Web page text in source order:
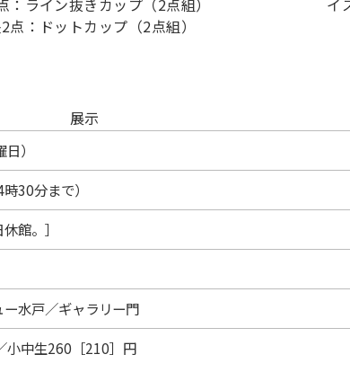
：ライン抜きカップ（2点組）
点：ドットカップ（2点組）
イ
展示
）
30分まで）
館。］
水戸／ギャラリー門
小中生260［210］円